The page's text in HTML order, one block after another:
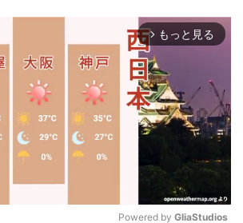
arrow_forward_ios もっと見る
Powered by GliaStudios